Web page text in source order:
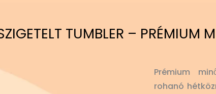
TUMBLER – PRÉMIUM
Prémium
rohanó